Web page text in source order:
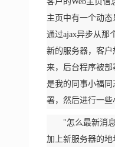
主页中有一个动
通过ajax异步从那
新的服务器，客户
来，后台程序被部
是我的同事小福
署，然后进行一些
"怎么最新消
加上新服务器的地